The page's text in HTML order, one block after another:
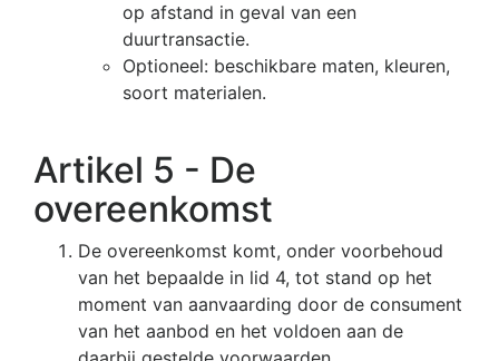
op afstand in geval van een
duurtransactie.
Optioneel: beschikbare maten, kleuren,
soort materialen.
Artikel 5 - De
overeenkomst
De overeenkomst komt, onder voorbehoud
van het bepaalde in lid 4, tot stand op het
moment van aanvaarding door de consument
van het aanbod en het voldoen aan de